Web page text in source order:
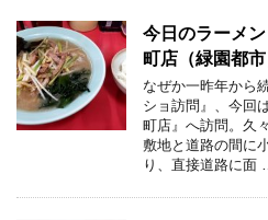
今日のラーメ
町店（緑園都市
なぜか一昨年から
ショ訪問』、今回
町店』へ訪問。久
敷地と道路の間に
り、直接道路に面